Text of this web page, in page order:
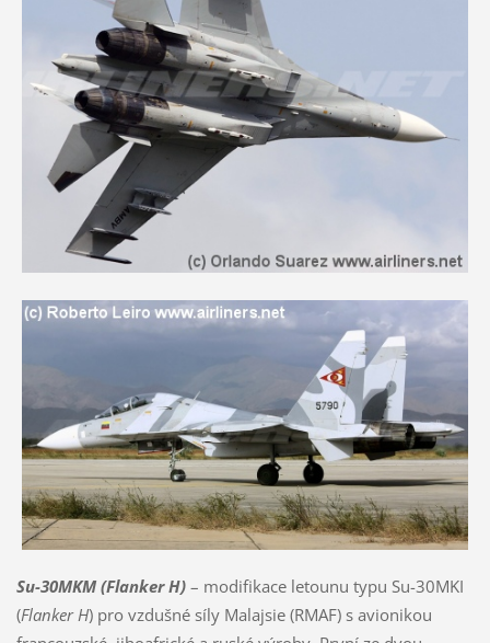
Su-30MKM(Flanker H) – modifikace letounu typu Su-30MKI
(Flanker H) pro vzdušné síly Malajsie (RMAF) s avionikou